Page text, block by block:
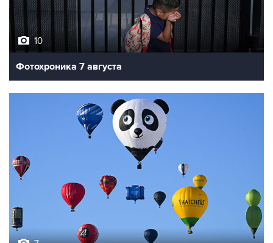
10
Фотохроника 7 августа